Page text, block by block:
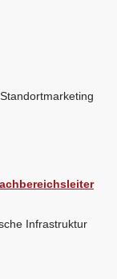
Infrastruktur